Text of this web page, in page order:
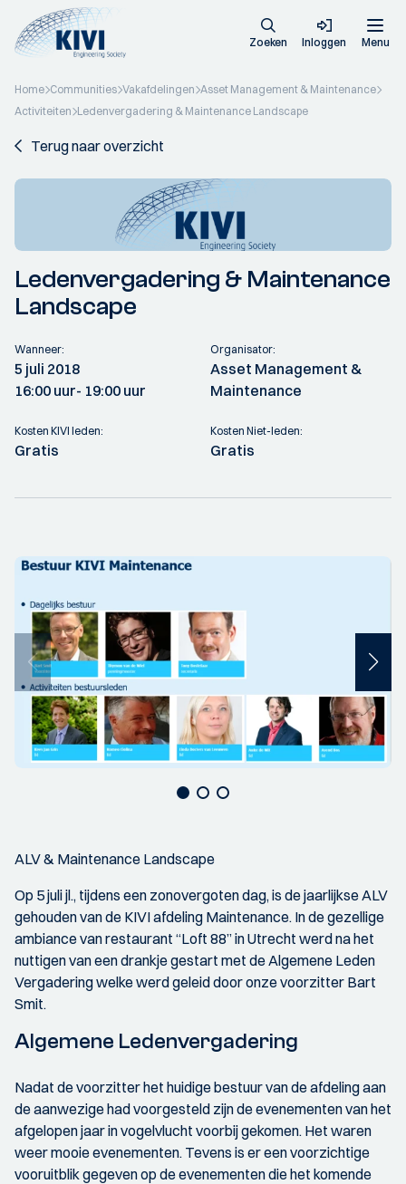
Zoeken Inloggen Menu
Home Communities Vakafdelingen Asset Management & Maintenance
Activiteiten Ledenvergadering & Maintenance Landscape
Terug naar overzicht
Ledenvergadering & Maintenance
Landscape
Wanneer:
5 juli 2018
16:00 uur- 19:00 uur
Organisator:
Asset Management &
Maintenance
Kosten KIVI leden:
Gratis
Kosten Niet-leden:
Gratis
ALV & Maintenance Landscape
Op 5 juli jl., tijdens een zonovergoten dag, is de jaarlijkse ALV
gehouden van de KIVI afdeling Maintenance. In de gezellige
ambiance van restaurant “Loft 88” in Utrecht werd na het
nuttigen van een drankje gestart met de Algemene Leden
Vergadering welke werd geleid door onze voorzitter Bart
Smit.
Algemene Ledenvergadering
Nadat de voorzitter het huidige bestuur van de afdeling aan
de aanwezige had voorgesteld zijn de evenementen van het
afgelopen jaar in vogelvlucht voorbij gekomen. Het waren
weer mooie evenementen. Tevens is er een voorzichtige
vooruitblik gegeven op de evenementen die het komende